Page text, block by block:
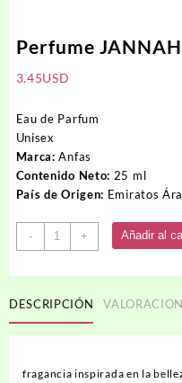
Perfume JANNAH
3.45USD
Eau de Parfum
Unisex
Marca: Anfas
Contenido Neto: 25 ml
País de Origen: Emiratos
-
Perfume
JANNAH
+ Añadir al
DESCRIPCIÓN
fragancia inspirada en la